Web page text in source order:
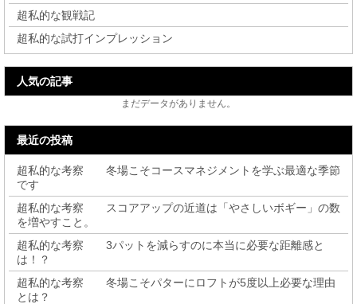
超私的な観戦記
超私的な試打インプレッション
人気の記事
まだデータがありません。
最近の投稿
超私的な考察 冬場こそコースマネジメントを学ぶ最適な季節
です
超私的な考察 スコアアップの近道は「やさしいボギー」の数
を増やすこと。
超私的な考察 3パットを減らすのに本当に必要な距離感と
は！？
超私的な考察 冬場こそパターにロフトが5度以上必要な理由
とは？